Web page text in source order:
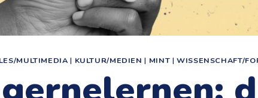
MULTIMEDIA | KULTUR/MEDIEN | MINT |WISSENSCHAFT/